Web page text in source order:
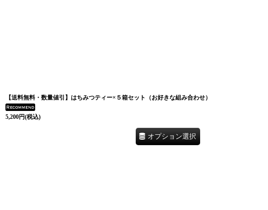
【送料無料・数量値引】はちみつティー×５箱セット（お好きな組み合わせ）
5,200円(税込)
オプション選択